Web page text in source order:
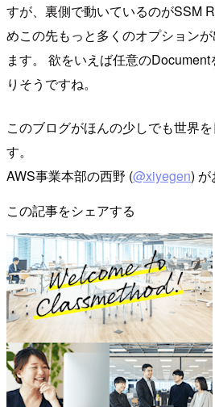
すが、裏側で動いているのがSSM
めこの先もっと多くのオプション
ます。 欲をいえば任意の
りそうですね。
このブログがほんの少しでも世界
す。
AWS事業本部の西野 (@xiyegen) が
この記事をシェアする